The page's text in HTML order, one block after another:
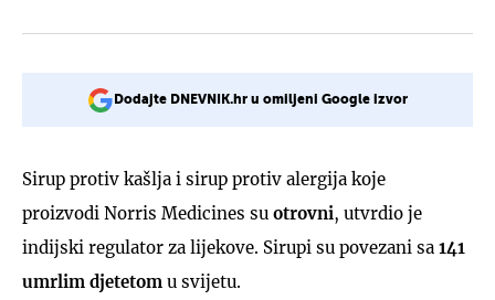
Dodajte DNEVNIK.hr u omiljeni Google izvor
Sirup protiv kašlja i sirup protiv alergija koje
proizvodi Norris Medicines su otrovni, utvrdio je
indijski regulator za lijekove. Sirupi su povezani sa 141
umrlim djetetom u svijetu.